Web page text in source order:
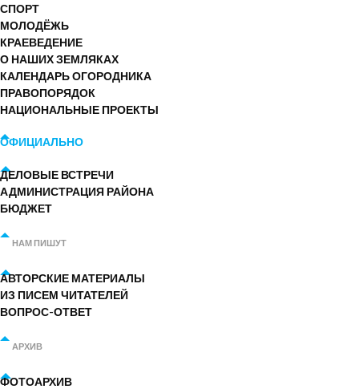
СПОРТ
МОЛОДЁЖЬ
КРАЕВЕДЕНИЕ
О НАШИХ ЗЕМЛЯКАХ
КАЛЕНДАРЬ ОГОРОДНИКА
ПРАВОПОРЯДОК
НАЦИОНАЛЬНЫЕ ПРОЕКТЫ
ОФИЦИАЛЬНО
ДЕЛОВЫЕ ВСТРЕЧИ
АДМИНИСТРАЦИЯ РАЙОНА
БЮДЖЕТ
НАМ ПИШУТ
АВТОРСКИЕ МАТЕРИАЛЫ
ИЗ ПИСЕМ ЧИТАТЕЛЕЙ
ВОПРОС-ОТВЕТ
АРХИВ
ФОТОАРХИВ